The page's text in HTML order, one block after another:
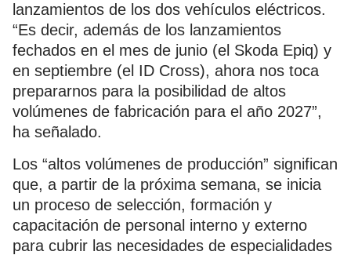
lanzamientos de los dos vehículos eléctricos.
“Es decir, además de los lanzamientos
fechados en el mes de junio (el Skoda Epiq) y
en septiembre (el ID Cross), ahora nos toca
prepararnos para la posibilidad de altos
volúmenes de fabricación para el año 2027”,
ha señalado.
Los “altos volúmenes de producción” significan
que, a partir de la próxima semana, se inicia
un proceso de selección, formación y
capacitación de personal interno y externo
para cubrir las necesidades de especialidades